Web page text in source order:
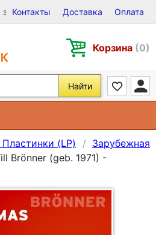
на Виниле, CD и DVD
Контакты Доставка Оплата
Корзина (0)
Найти
(LP)
Зарубежная
Brönner (geb. 1971) -